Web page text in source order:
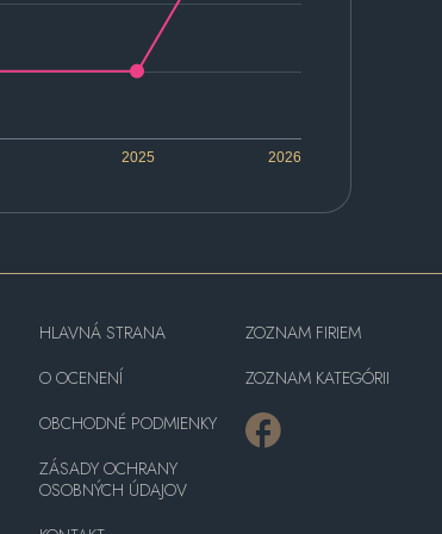
2025 2026
HLAVNÁ STRANA
O OCENENÍ
OBCHODNÉ PODMIENKY
ZÁSADY OCHRANY
OSOBNÝCH ÚDAJOV
ZOZNAM FIRIEM
ZOZNAM KATEGÓRII